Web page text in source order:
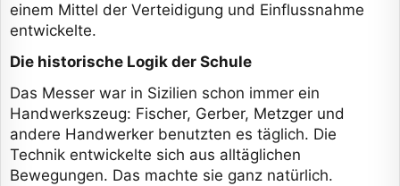
einem Mittel der Verteidigung und Einflussnahme
entwickelte.
Die historische Logik der Schule
Das Messer war in Sizilien schon immer ein
Handwerkszeug: Fischer, Gerber, Metzger und
andere Handwerker benutzten es täglich. Die
Technik entwickelte sich aus alltäglichen
Bewegungen. Das machte sie ganz natürlich.